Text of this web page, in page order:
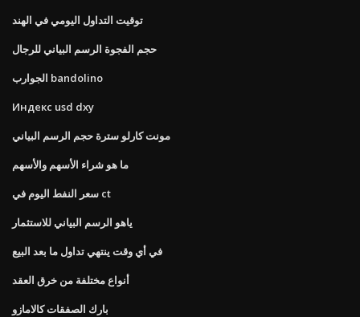
توقيت التداول اليومي في الهند
حجم الفجوة الرسم البياني للرجال
الجوارب bandolino
Индекс usd dxy
مونت كارلو سترة حجم الرسم البياني
ما هو شراء الأسهم والأسهم
سعر النفط اليوم في ct
ياهو الرسم البياني للاستثمار
في أي وقت ينتهي تداول ما بعد البيع
أنواع مختلفة من خرق العقد
بارك الصفقات كالامازو